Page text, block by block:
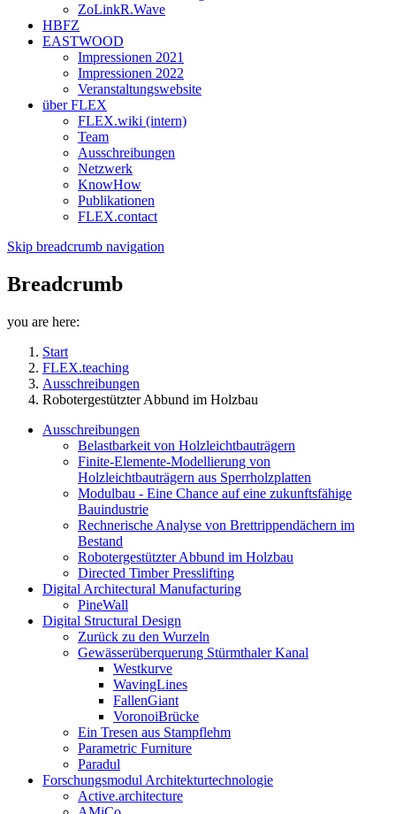
ZoLinkR.Wave
HBFZ
EASTWOOD
Impressionen 2021
Impressionen 2022
Veranstaltungswebsite
über FLEX
FLEX.wiki (intern)
Team
Ausschreibungen
Netzwerk
KnowHow
Publikationen
FLEX.contact
Skip breadcrumb navigation
Breadcrumb
you are here:
Start
FLEX.teaching
Ausschreibungen
Robotergestützter Abbund im Holzbau
Ausschreibungen
Belastbarkeit von Holzleichtbauträgern
Finite-Elemente-Modellierung von
Holzleichtbauträgern aus Sperrholzplatten
Modulbau - Eine Chance auf eine zukunftsfähige
Bauindustrie
Rechnerische Analyse von Brettrippendächern im
Bestand
Robotergestützter Abbund im Holzbau
Directed Timber Presslifting
Digital Architectural Manufacturing
PineWall
Digital Structural Design
Zurück zu den Wurzeln
Gewässerüberquerung Stürmthaler Kanal
Westkurve
WavingLines
FallenGiant
VoronoiBrücke
Ein Tresen aus Stampflehm
Parametric Furniture
Paradul
Forschungsmodul Architekturtechnologie
Active.architecture